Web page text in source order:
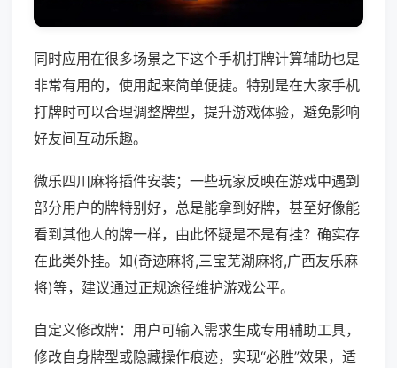
同时应用在很多场景之下这个手机打牌计算辅助也是
非常有用的，使用起来简单便捷。特别是在大家手机
打牌时可以合理调整牌型，提升游戏体验，避免影响
好友间互动乐趣。
微乐四川麻将插件安装；一些玩家反映在游戏中遇到
部分用户的牌特别好，总是能拿到好牌，甚至好像能
看到其他人的牌一样，由此怀疑是不是有挂？确实存
在此类外挂。如(奇迹麻将,三宝芜湖麻将,广西友乐麻
将)等，建议通过正规途径维护游戏公平。
自定义修改牌：用户可输入需求生成专用辅助工具，
修改自身牌型或隐藏操作痕迹，实现“必胜”效果，适